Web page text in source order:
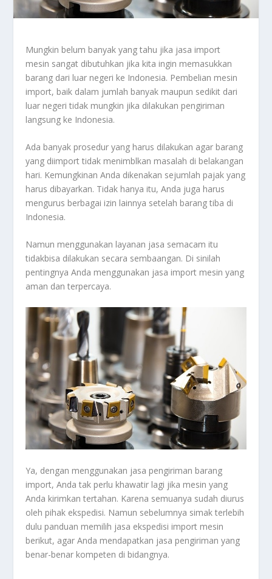
Mungkin belum banyak yang tahu jika jasa import
mesin sangat dibutuhkan jika kita ingin memasukkan
barang dari luar negeri ke Indonesia. Pembelian mesin
import, baik dalam jumlah banyak maupun sedikit dari
luar negeri tidak mungkin jika dilakukan pengiriman
langsung ke Indonesia.
Ada banyak prosedur yang harus dilakukan agar barang
yang diimport tidak menimblkan masalah di belakangan
hari. Kemungkinan Anda dikenakan sejumlah pajak yang
harus dibayarkan. Tidak hanya itu, Anda juga harus
mengurus berbagai izin lainnya setelah barang tiba di
Indonesia.
Namun menggunakan layanan jasa semacam itu
tidakbisa dilakukan secara sembaangan. Di sinilah
pentingnya Anda menggunakan jasa import mesin yang
aman dan terpercaya.
Ya, dengan menggunakan jasa pengiriman barang
import, Anda tak perlu khawatir lagi jika mesin yang
Anda kirimkan tertahan. Karena semuanya sudah diurus
oleh pihak ekspedisi. Namun sebelumnya simak terlebih
dulu panduan memilih jasa ekspedisi import mesin
berikut, agar Anda mendapatkan jasa pengiriman yang
benar-benar kompeten di bidangnya.